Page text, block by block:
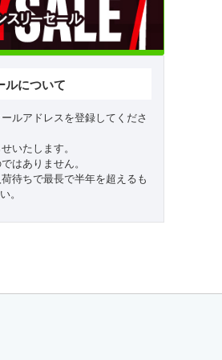
ルについて
ルアドレスを登録してくださ
いたします。
はありません。
待ちで最長で半年を超えるも
。